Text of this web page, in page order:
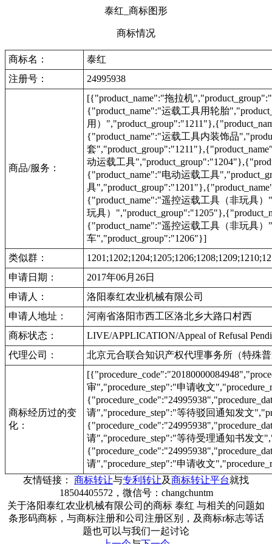
泰红_商标图形
商标情况
商标名：
泰红
注册号：
24995938
商品/服务：
[{"product_name":"拖拉机
{"product_name":"运载工具用轮胎
用）
{"product_name":"运载工具内装饰品
套
动运载工具
{"product_name":"电动运载工具
具
{"product_name":"遥控运载工具（非玩具
玩具）
{"product_name":"遥控运载工具（非玩具
车","product_group":"1206"}]
类似群：
申请日期：
2017年06月26日
申请人：
洛阳泰红农业机械有限公司
申请人地址：
河南省洛阳市西工区洛北乡大路口村西
商标状态：
LIVE/APPLICATION/Appeal of Refusal
代理公司：
北京元合联合知识产权代理事务所（特殊
商标经历过的变
化：
审","procedure_step":"申请收文
请","procedure_step":"等待驳回通知发文
请","procedure_step":"等待受理通知书发文
请","procedure_step":"申请收文
友情链接： 商标转让与专利转让及商标转让平台就找
18504405572，微信号：changchuntm
关于洛阳泰红农业机械有限公司的商标 泰红 与相关的问题如
条形码商标，与商标注册和公司注册区别，及商标r标志等话
题也可以与我们一起讨论